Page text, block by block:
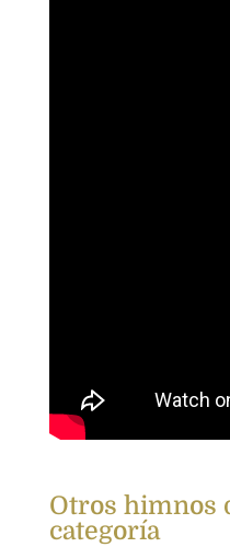
Otros himnos
categoría